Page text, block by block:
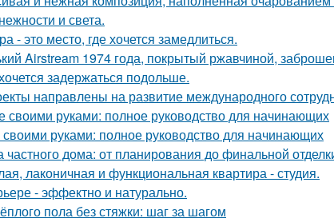
и света.
- это место, где хочется замедлиться.
Airstream 1974 года, покрытый ржавчиной,
задержаться подольше.
направлены на развитие международного
своими руками: полное руководство для начинающих
руками: полное руководство для начинающих
дома: от планирования до финальной
лаконичная и функциональная квартира - студия.
- эффектно и натурально.
пола без стяжки: шаг за шагом